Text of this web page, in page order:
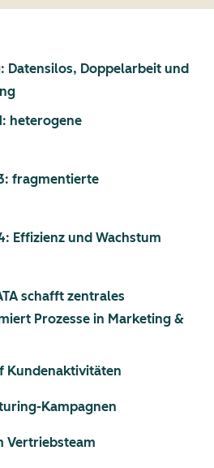
Datensilos, Doppelarbeit und
heterogene
fragmentierte
Effizienz und Wachstum
schafft zentrales
Prozesse in Marketing &
Kundenaktivitäten
Kampagnen
Vertriebsteam